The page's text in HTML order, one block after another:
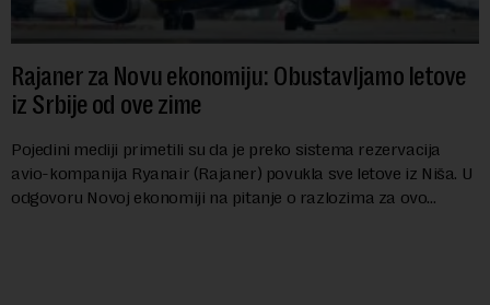
Rajaner za Novu ekonomiju: Obustavljamo letove
iz Srbije od ove zime
Pojedini mediji primetili su da je preko sistema rezervacija
avio-kompanija Ryanair (Rajaner) povukla sve letove iz Niša. U
odgovoru Novoj ekonomiji na pitanje o razlozima za ovo